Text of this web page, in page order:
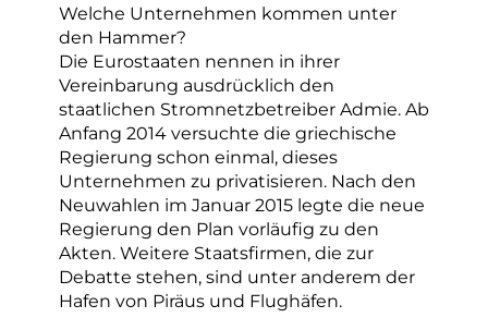
Welche Unternehmen kommen unter
den Hammer?
Die Eurostaaten nennen in ihrer
Vereinbarung ausdrücklich den
staatlichen Stromnetzbetreiber Admie. Ab
Anfang 2014 versuchte die griechische
Regierung schon einmal, dieses
Unternehmen zu privatisieren. Nach den
Neuwahlen im Januar 2015 legte die neue
Regierung den Plan vorläufig zu den
Akten. Weitere Staatsfirmen, die zur
Debatte stehen, sind unter anderem der
Hafen von Piräus und Flughäfen.